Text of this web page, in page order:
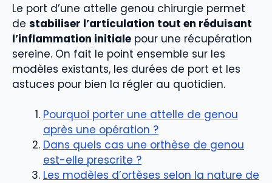
Le port d’une attelle genou chirurgie permet
de stabiliser l’articulation tout en réduisant
l’inflammation initiale pour une récupération
sereine. On fait le point ensemble sur les
modèles existants, les durées de port et les
astuces pour bien la régler au quotidien.
Pourquoi porter une attelle de genou
après une opération ?
Dans quels cas une orthèse de genou
est-elle prescrite ?
Les modèles d’ortèses selon la nature de